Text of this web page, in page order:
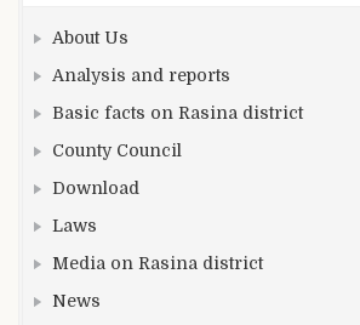
About Us
Analysis and reports
Basic facts on Rasina district
County Council
Download
Laws
Media on Rasina district
News